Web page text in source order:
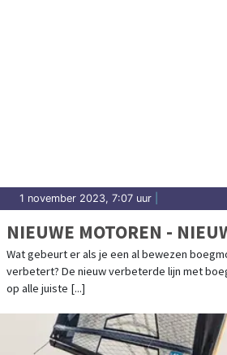
1 november 2023, 7:07 uur
NIEUWE MOTOREN -
Wat gebeurt er als je een al bewezen
verbetert? De nieuw verbeterde lijn met
op alle juiste [...]